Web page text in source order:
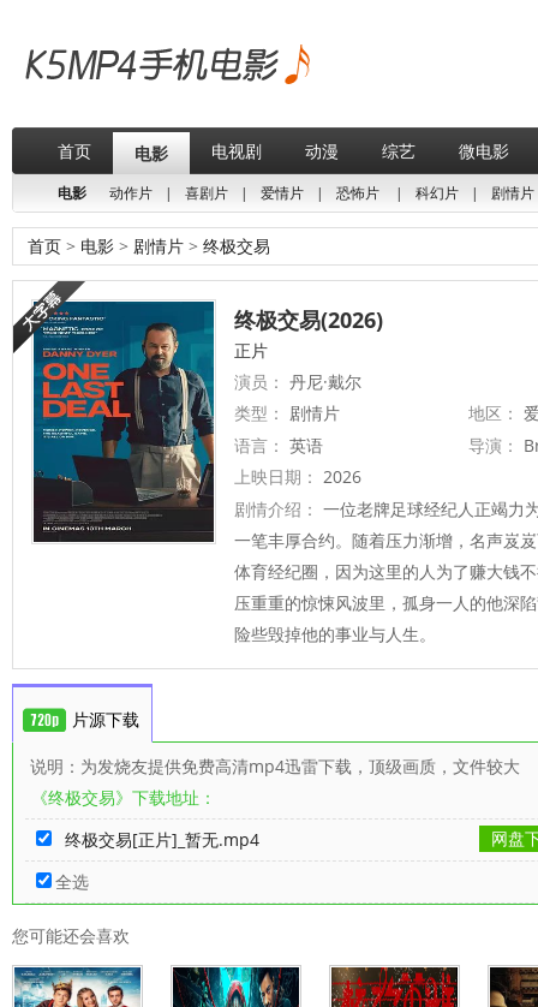
首页 电影 电视剧 动漫 综艺 微电影
电影 动作片 | 喜剧片 | 爱情片 | 恐怖片 | 科幻片 | 剧情片
首页 > 电影 > 剧情片 > 终极交易
终极交易(2026)
正片
演员： 丹尼·戴尔
类型： 剧情片 地区：
语言： 英语 导演：
上映日期： 2026
剧情介绍： 一位老牌足球经纪人正竭力
一笔丰厚合约。随着压力渐增，名声岌
体育经纪圈，因为这里的人为了赚大钱
压重重的惊悚风波里，孤身一人的他深
险些毁掉他的事业与人生。
片源下载
说明：为发烧友提供免费高清mp4迅雷下载，顶级画质，文件较大
《终极交易》下载地址：
终极交易[正片]_暂无.mp4
网盘
全选
您可能还会喜欢